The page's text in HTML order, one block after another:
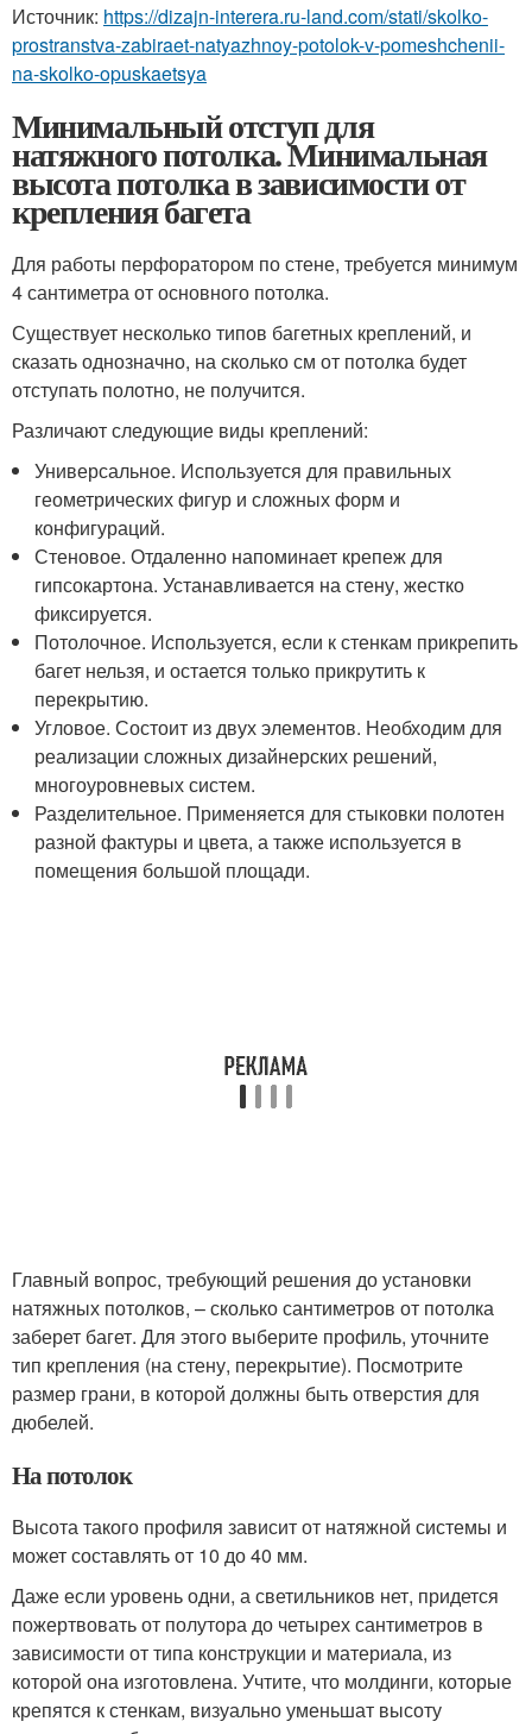
Источник: https://dizajn-interera.ru-land.com/stati/skolko-
prostranstva-zabiraet-natyazhnoy-potolok-v-pomeshchenii-
na-skolko-opuskaetsya
Минимальный отступ для
натяжного потолка. Минимальная
высота потолка в зависимости от
крепления багета
Для работы перфоратором по стене, требуется минимум
4 сантиметра от основного потолка.
Существует несколько типов багетных креплений, и
сказать однозначно, на сколько см от потолка будет
отступать полотно, не получится.
Различают следующие виды креплений:
Универсальное. Используется для правильных
геометрических фигур и сложных форм и
конфигураций.
Стеновое. Отдаленно напоминает крепеж для
гипсокартона. Устанавливается на стену, жестко
фиксируется.
Потолочное. Используется, если к стенкам прикрепить
багет нельзя, и остается только прикрутить к
перекрытию.
Угловое. Состоит из двух элементов. Необходим для
реализации сложных дизайнерских решений,
многоуровневых систем.
Разделительное. Применяется для стыковки полотен
разной фактуры и цвета, а также используется в
помещения большой площади.
Главный вопрос, требующий решения до установки
натяжных потолков, – сколько сантиметров от потолка
заберет багет. Для этого выберите профиль, уточните
тип крепления (на стену, перекрытие). Посмотрите
размер грани, в которой должны быть отверстия для
дюбелей.
На потолок
Высота такого профиля зависит от натяжной системы и
может составлять от 10 до 40 мм.
Даже если уровень одни, а светильников нет, придется
пожертвовать от полутора до четырех сантиметров в
зависимости от типа конструкции и материала, из
которой она изготовлена. Учтите, что молдинги, которые
крепятся к стенкам, визуально уменьшат высоту